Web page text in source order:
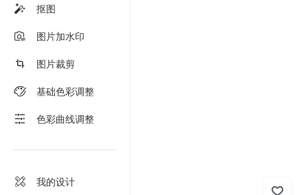
抠图
图片加水印
图片裁剪
基础色彩调整
色彩曲线调整
我的设计